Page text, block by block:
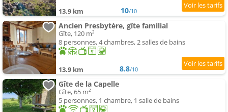
13.9 km 10/10
Ancien Presbytère, gîte familial
Gîte, 120 m²
8 personnes, 4 chambres, 2 salles de bains
13.9 km 8.8/10
Gîte de la Capelle
Gîte, 65 m²
5 personnes, 1 chambre, 1 salle de bains